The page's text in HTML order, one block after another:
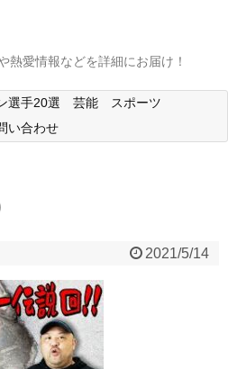
熱愛情報などを詳細にお届け！
選手20選 芸能
スポーツ
い合わせ
2021/5/14